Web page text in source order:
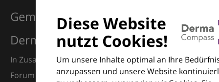
Diese Website
nutzt Cookies!
Um unsere Inhalte optimal an Ihre
anzupassen und unsere Website
Gemeinsam für Exzellenz in der
Dermatologie
In Zusammenarbeit mit dem European Dermatology
Forum (EDF) und Euroderm Excellence